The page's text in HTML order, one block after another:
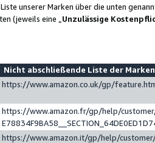
unserer Marken über die unten
(jeweils eine „ Unzulässige
Nicht abschließende Liste der Marken
https://www.amazon.co.uk/gp/
https://www.amazon.fr/gp/help/
https://www.amazon.it/gp/help/